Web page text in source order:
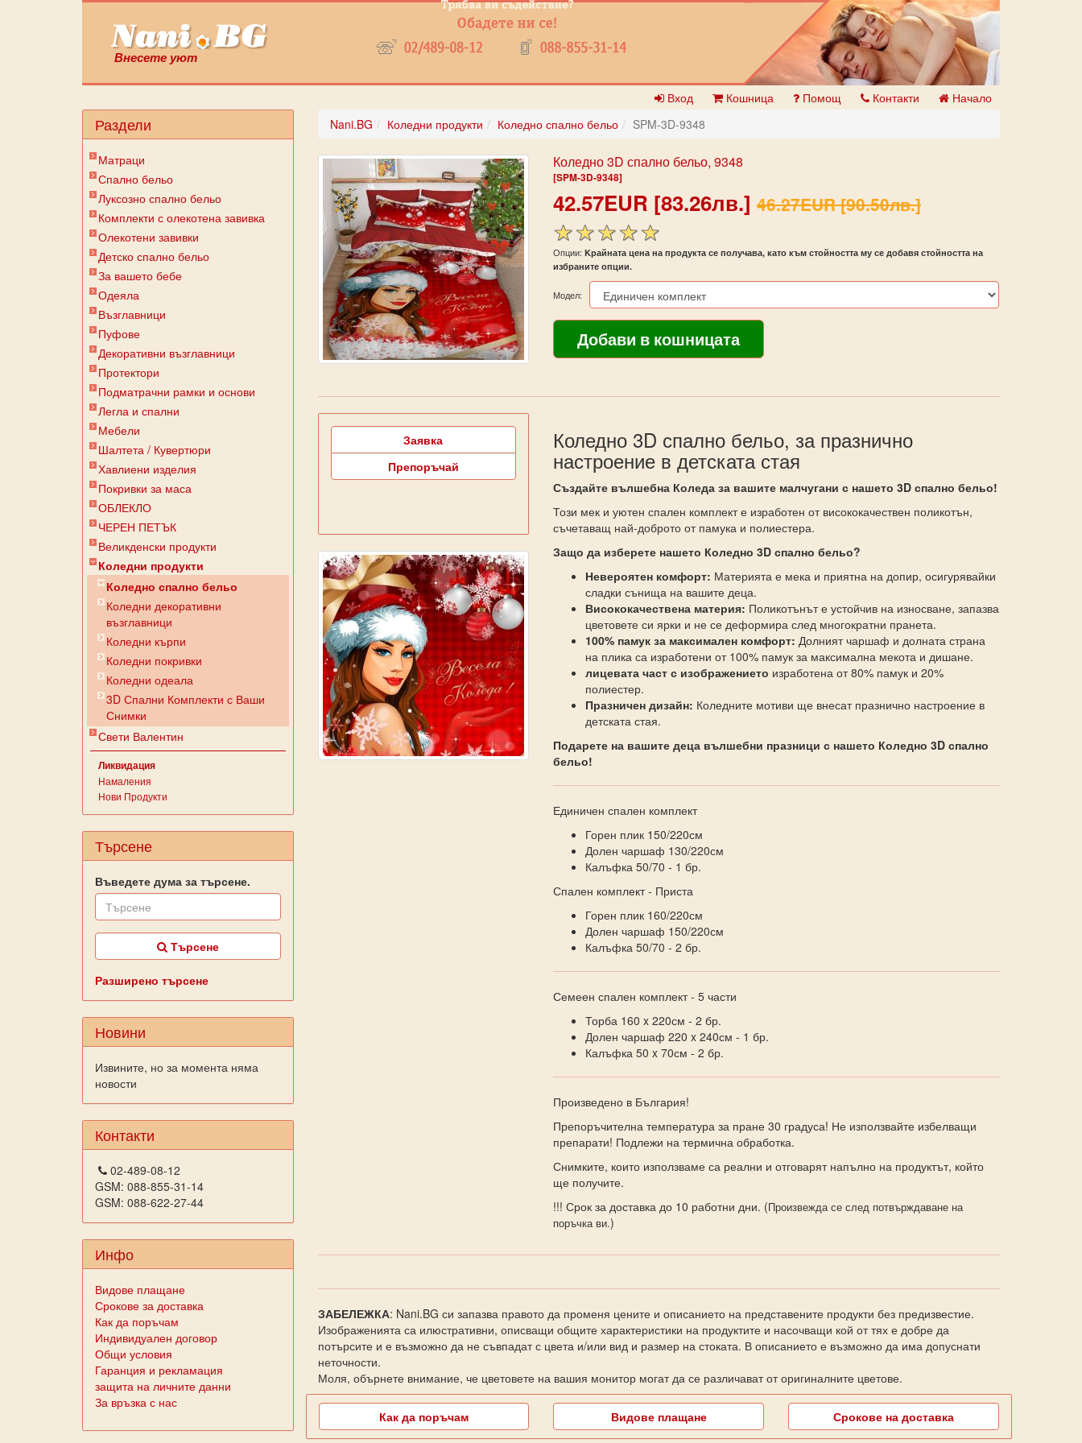
Внесете уют
Вход Кошница Помощ Контакти Начало
Раздели
Матраци
Спално бельо
Луксозно спално бельо
Комплекти с олекотена завивка
Олекотени завивки
Детско спално бельо
За вашето бебе
Одеяла
Възглавници
Пуфове
Декоративни възглавници
Протектори
Подматрачни рамки и основи
Легла и спални
Мебели
Шалтета / Кувертюри
Хавлиени изделия
Покривки за маса
ОБЛЕКЛО
ЧЕРЕН ПЕТЪК
Великденски продукти
Коледни продукти
Коледно спално бельо
Коледни декоративни
възглавници
Коледни кърпи
Коледни покривки
Коледни одеала
3D Спални Комплекти с Ваши
Снимки
Свети Валентин
Ликвидация
Намаления
Нови Продукти
Търсене
Въведете дума за търсене.
Търсене
Разширено търсене
Новини
Извините, но за момента няма
новости
Контакти
02-489-08-12
GSM: 088-855-31-14
GSM: 088-622-27-44
Инфо
Видове плащане
Срокове за доставка
Как да поръчам
Индивидуален договор
Общи условия
Гаранция и рекламация
защита на личните данни
За връзка с нас
Nani.BG Коледни продукти Коледно спално бельо SPM-3D-9348
Коледно 3D спално бельо, 9348
[SPM-3D-9348]
42.57EUR [83.26лв.] 46.27EUR [90.50лв.]
Опции: Kрайната цена на продукта се получава, като към стойността му се добавя стойността на
избраните опции.
Модел:
Заявка
Препоръчай
Коледно 3D спално бельо, за празнично
настроение в детската стая
Създайте вълшебна Коледа за вашите малчугани с нашето 3D спално бельо!
Този мек и уютен спален комплект е изработен от висококачествен поликотън,
съчетаващ най-доброто от памука и полиестера.
Защо да изберете нашето Коледно 3D спално бельо?
Невероятен комфорт: Материята е мека и приятна на допир, осигурявайки
сладки сънища на вашите деца.
Висококачествена материя: Поликотънът е устойчив на износване, запазва
цветовете си ярки и не се деформира след многократни пранета.
100% памук за максимален комфорт: Долният чаршаф и долната страна
на плика са изработени от 100% памук за максимална мекота и дишане.
лицевата част с изображението изработена от 80% памук и 20%
полиестер.
Празничен дизайн: Коледните мотиви ще внесат празнично настроение в
детската стая.
Подарете на вашите деца вълшебни празници с нашето Коледно 3D спално
бельо!
Единичен спален комплект
Горен плик 150/220см
Долен чаршаф 130/220см
Калъфка 50/70 - 1 бр.
Спален комплект - Приста
Горен плик 160/220см
Долен чаршаф 150/220см
Калъфка 50/70 - 2 бр.
Семеен спален комплект - 5 части
Торба 160 x 220см - 2 бр.
Долен чаршаф 220 x 240см - 1 бр.
Калъфка 50 x 70см - 2 бр.
Произведено в България!
Препоръчителна температура за пране 30 градуса! Не използвайте избелващи
препарати! Подлежи на термична обработка.
Снимките, които използваме са реални и отговарят напълно на продуктът, който
ще получите.
!!! Срок за доставка до 10 работни дни. (Произвежда се след потвърждаване на
поръчка ви.)
ЗАБЕЛЕЖКА: Nani.BG си запазва правото да променя цените и описанието на представените продукти без предизвестие.
Изображенията са илюстративни, описващи общите характеристики на продуктите и насочващи кой от тях е добре да
потърсите и е възможно да не съвпадат с цвета и/или вид и размер на стоката. В описанието е възможно да има допуснати
неточности.
Моля, обърнете внимание, че цветовете на вашия монитор могат да се различават от оригиналните цветове.
Как да поръчам Видове плащане Срокове на доставка